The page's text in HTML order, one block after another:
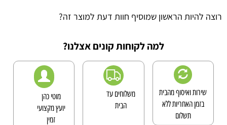
רוצה להיות הראשון שמוסיף חוות דעת למוצר זה?
למה לקוחות קונים אצלנו?
שירות ואיסוף מהבית
בזמן האחריות ללא
תשלום
משלוחים עד
הבית
מוטי כהן
יועץ מקצועי
זמין